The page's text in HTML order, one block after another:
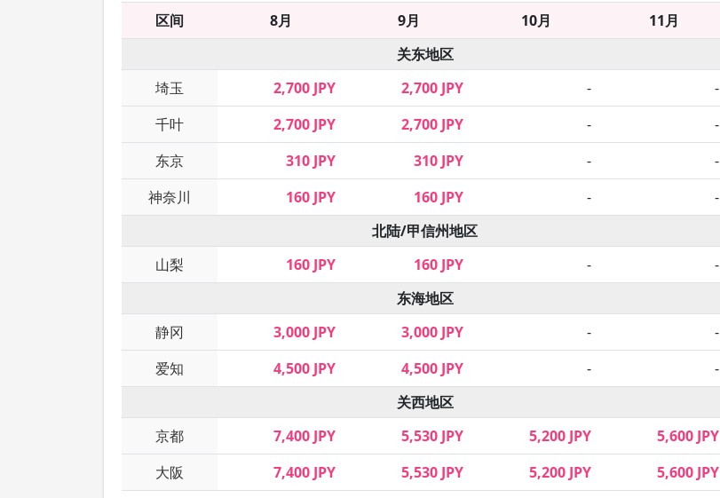
区间 8月 9月 10月
11月
关东地区
埼玉
2,700 JPY 2,700 JPY -
-
千叶
2,700 JPY 2,700 JPY -
-
东京
310 JPY 310 JPY -
-
神奈川
160 JPY 160 JPY -
-
北陆/甲信州地区
山梨
160 JPY 160 JPY -
-
东海地区
静冈
3,000 JPY 3,000 JPY -
-
爱知
4,500 JPY 4,500 JPY -
-
关西地区
京都
7,400 JPY 5,530 JPY 5,200 JPY
5,600 JPY
大阪
7,400 JPY 5,530 JPY 5,200 JPY 5,600 JPY